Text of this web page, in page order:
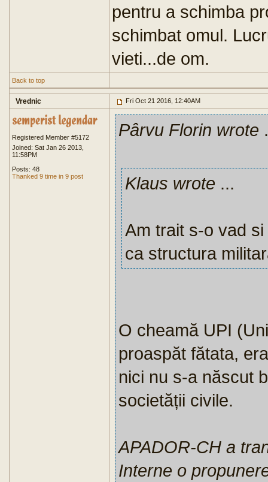
pentru a schimba
schimbat omul.
vieti...de om.
Back to top
Vrednic Fri Oct 21 2016, 12:40AM
Registered Member #5172
Joined: Sat Jan 26 2013,
11:58PM
Posts: 48
Thanked 9 time in 9 post
Pârvu Florin wrote
Klaus wrote ...
Am trait s-o vad
ca structura
O cheamă UPI
proaspăt fătata,
nici nu s-a născut
societății civile.
APADOR-CH a
Interne o